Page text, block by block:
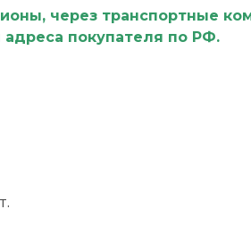
через транспортные
покупателя по РФ.